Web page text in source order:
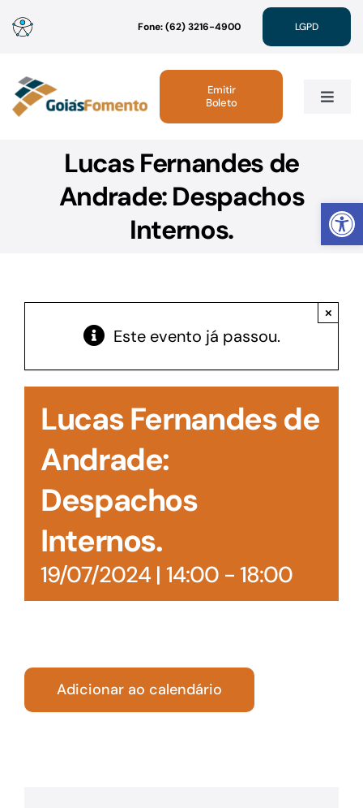
Abrir
para
conteúdo
Fone: (62) 3216-4900 LGPD
Toggle
Institucional
Linhas de Crédito
Acesso à Informação
Emitir
Boleto
Lucas Fernandes de
Andrade: Despachos
Internos.
Este evento já passou.
×
Lucas Fernandes de
Andrade:
Despachos
Internos.
19/07/2024 | 14:00- 18:00
Adicionar ao calendário